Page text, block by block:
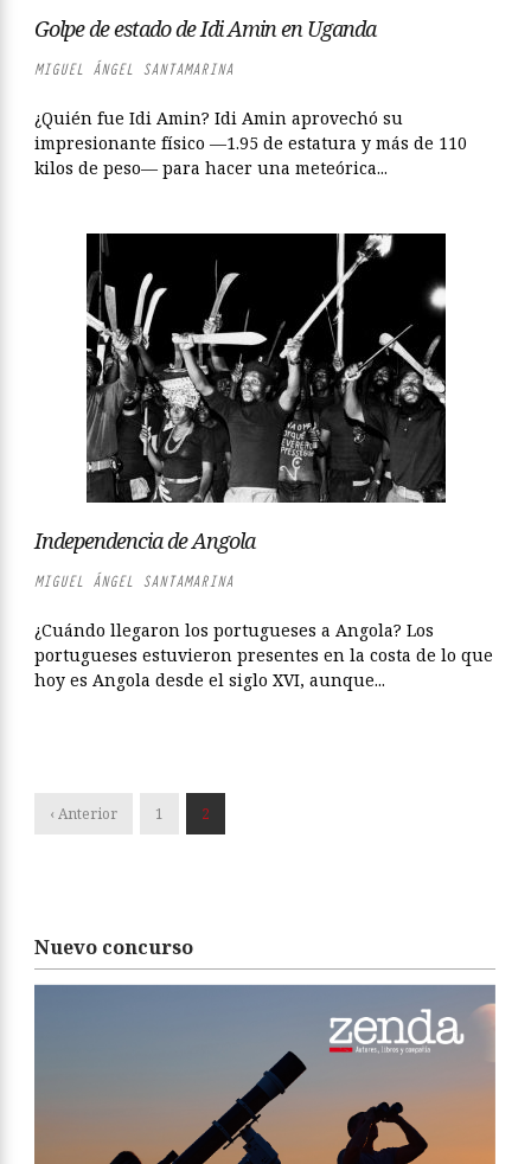
Golpe de estado de Idi Amin en Uganda
MIGUEL ÁNGEL SANTAMARINA
¿Quién fue Idi Amin? Idi Amin aprovechó su
impresionante físico —1.95 de estatura y más de 110
kilos de peso— para hacer una meteórica...
Independencia de Angola
MIGUEL ÁNGEL SANTAMARINA
¿Cuándo llegaron los portugueses a Angola? Los
portugueses estuvieron presentes en la costa de lo que
hoy es Angola desde el siglo XVI, aunque...
‹ Anterior 1 2
Nuevo concurso